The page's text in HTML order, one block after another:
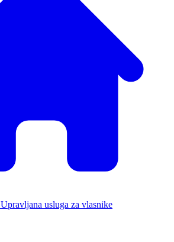
Upravljana usluga za vlasnike